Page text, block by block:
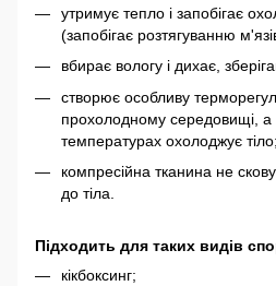
утримує тепло і запобігає
(запобігає розтягуванню
вбирає вологу і дихає,
створює особливу
прохолодному середовищі, а
температурах охолоджує тіло;
компресійна тканина не
до тіла.
Підходить для таких видів
кікбоксинг;